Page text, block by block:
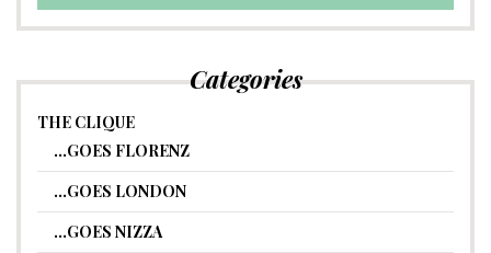
Categories
THE CLIQUE
…GOES FLORENZ
…GOES LONDON
…GOES NIZZA